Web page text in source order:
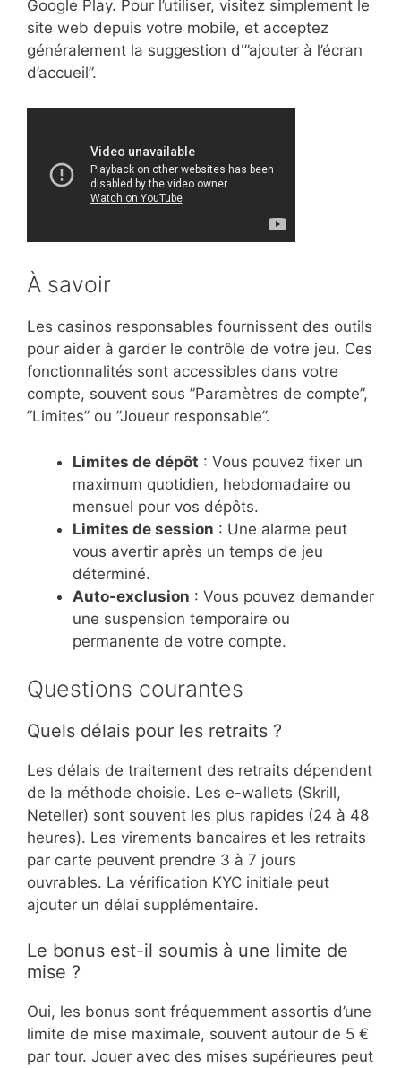
Google Play. Pour l’utiliser, visitez simplement le
site web depuis votre mobile, et acceptez
généralement la suggestion d'”ajouter à l’écran
d’accueil”.
À savoir
Les casinos responsables fournissent des outils
pour aider à garder le contrôle de votre jeu. Ces
fonctionnalités sont accessibles dans votre
compte, souvent sous ”Paramètres de compte”,
”Limites” ou ”Joueur responsable”.
Limites de dépôt : Vous pouvez fixer un
maximum quotidien, hebdomadaire ou
mensuel pour vos dépôts.
Limites de session : Une alarme peut
vous avertir après un temps de jeu
déterminé.
Auto-exclusion : Vous pouvez demander
une suspension temporaire ou
permanente de votre compte.
Questions courantes
Quels délais pour les retraits ?
Les délais de traitement des retraits dépendent
de la méthode choisie. Les e-wallets (Skrill,
Neteller) sont souvent les plus rapides (24 à 48
heures). Les virements bancaires et les retraits
par carte peuvent prendre 3 à 7 jours
ouvrables. La vérification KYC initiale peut
ajouter un délai supplémentaire.
Le bonus est-il soumis à une limite de
mise ?
Oui, les bonus sont fréquemment assortis d’une
limite de mise maximale, souvent autour de 5 €
par tour. Jouer avec des mises supérieures peut